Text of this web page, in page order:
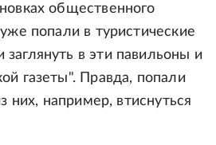
общественного
попали в туристические
в эти павильоны и
газеты". Правда, попали
них, например, втиснуться